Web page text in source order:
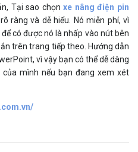
Tại sao chọnxe nâng điện pin
ràng và dễ hiểu. Nó miễn phí, vì
có được nó là nhấp vào nút bên
trên trang tiếp theo. Hướng dẫn
vì vậy bạn có thể dễ dàng
mình nếu bạn đang xem xét